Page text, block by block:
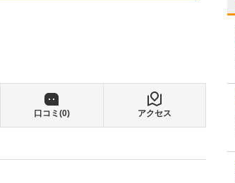
口コミ(0) アクセス